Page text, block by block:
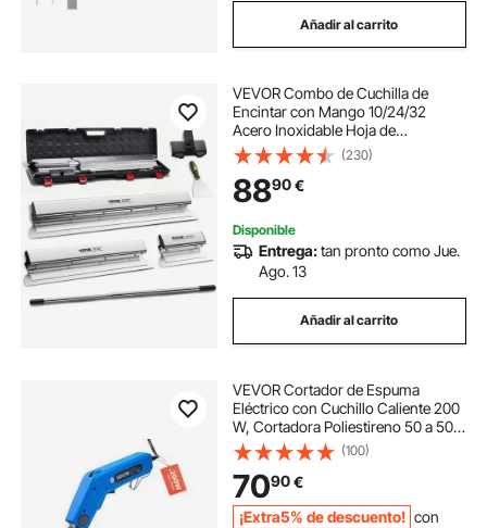
Añadir al carrito
VEVOR Combo de Cuchilla de
Encintar con Mango 10/24/32
Acero Inoxidable Hoja de
Skimmimg de Panel de Yeso
Grosor de Hoja de 0,5mm Espátula
de Encintar Masilla para Entrar en
Junta y Costura Estrecha
(230)
8890€
Disponible
Entrega:tan pronto como Jue.
Ago. 13
Añadir al carrito
VEVOR Cortador de Espuma
Eléctrico con Cuchillo Caliente 200
W, Cortadora Poliestireno 50 a 500
°C con Cuchillas de 150 mm y 200
mm para Tableros KT, Polietileno,
Esponja, con Caja de Herramientas
(100)
7090€
¡Extra5% de descuento! con